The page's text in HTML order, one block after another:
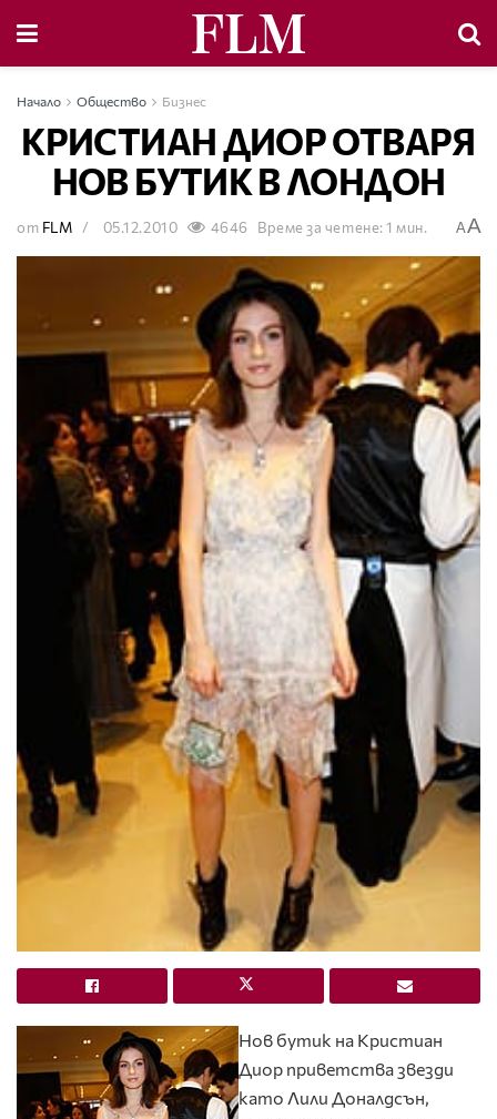
Начало Общество Бизнес
КРИСТИАН ДИОР ОТВАРЯ
НОВ БУТИК В ЛОНДОН
от FLM 05.12.2010 4646 Време за четене: 1 мин. AA
Нов бутик на Кристиан
Диор приветства звезди
като Лили Доналдсън,